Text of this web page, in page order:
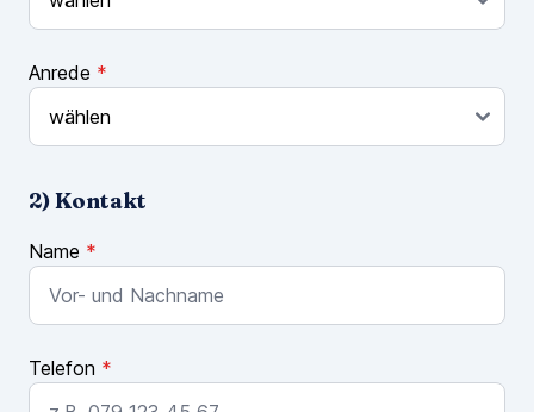
Anrede *
2) Kontakt
Name *
Telefon *